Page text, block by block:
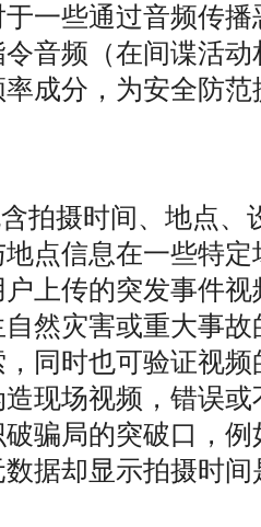
一些通过音频传
音频（在间谍活
成分，为安全防范
拍摄时间、地点、
点信息在一些特
上传的突发事件
然灾害或重大事
同时也可验证视
现场视频，错误
骗局的突破口，
据却显示拍摄时